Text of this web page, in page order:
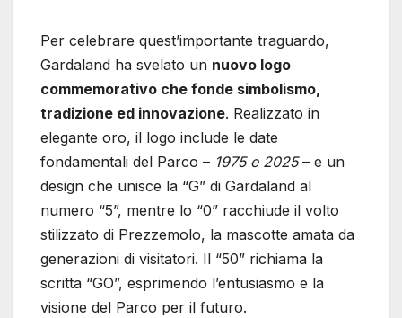
Per celebrare quest’importante traguardo,
Gardaland ha svelato un nuovo logo
commemorativo che fonde simbolismo,
tradizione ed innovazione. Realizzato in
elegante oro, il logo include le date
fondamentali del Parco – 1975 e 2025– e un
design che unisce la “G” di Gardaland al
numero “5”, mentre lo “0” racchiude il volto
stilizzato di Prezzemolo, la mascotte amata da
generazioni di visitatori. Il “50” richiama la
scritta “GO”, esprimendo l’entusiasmo e la
visione del Parco per il futuro.